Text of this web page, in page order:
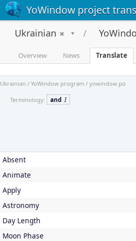
YoWindow project
Ukrainian
Overview News Translate
Ukrainian / YoWindow program / yowindow.po
Terminology: and І
Absent
Animate
Apply
Astronomy
Day Length
Moon Phase